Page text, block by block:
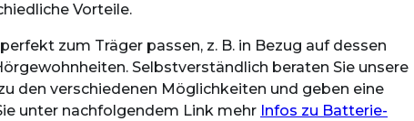
Vorteile.
zum Träger passen, z. B. in Bezug auf dessen
Selbstverständlich beraten Sie unsere
den verschiedenen Möglichkeiten und geben eine
unter nachfolgendem Link mehr Infos zu Batterie-